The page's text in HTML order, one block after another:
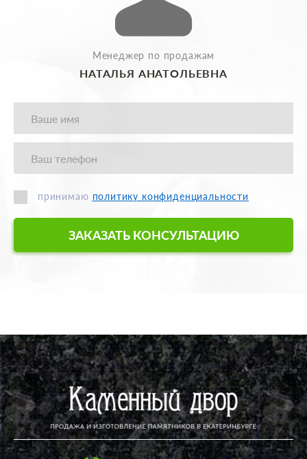
Менеджер по продажам
НАТАЛЬЯ АНАТОЛЬЕВНА
принимаю политику конфиденциальности
ЗАКАЗАТЬ КОНСУЛЬТАЦИЮ